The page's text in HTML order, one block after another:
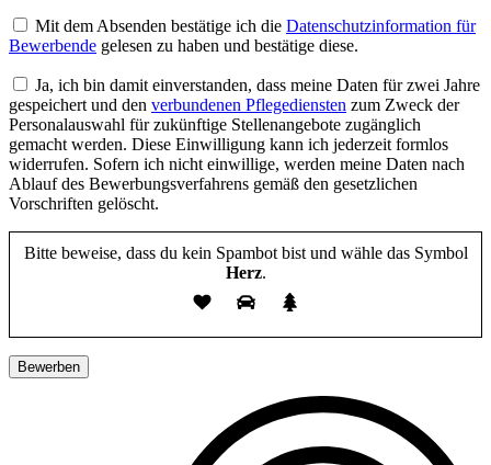
Mit dem Absenden bestätige ich die Datenschutzinformation für
Bewerbende gelesen zu haben und bestätige diese.
Ja, ich bin damit einverstanden, dass meine Daten für zwei Jahre
gespeichert und den verbundenen Pflegediensten zum Zweck der
Personalauswahl für zukünftige Stellenangebote zugänglich
gemacht werden. Diese Einwilligung kann ich jederzeit formlos
widerrufen. Sofern ich nicht einwillige, werden meine Daten nach
Ablauf des Bewerbungsverfahrens gemäß den gesetzlichen
Vorschriften gelöscht.
Bitte beweise, dass du kein Spambot bist und wähle das Symbol
Herz.